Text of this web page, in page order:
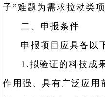
子”难题为需求拉动类项
二、申报条件
申报项目应具备以
1.拟验证的科技成
作用强、具有广泛应用